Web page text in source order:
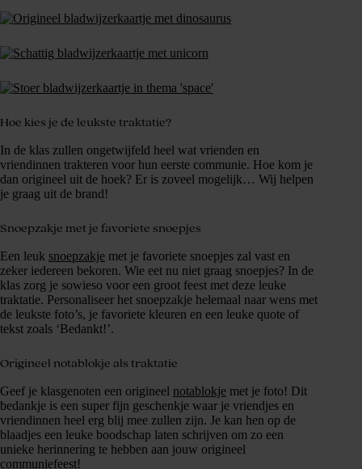
Hoe kies je de leukste traktatie?
In de klas zullen ongetwijfeld heel wat vrienden en
vriendinnen trakteren voor hun eerste communie. Hoe kom je
dan origineel uit de hoek? Er is zoveel mogelijk… Wij helpen
je graag uit de brand!
Snoepzakje met je favoriete snoepjes
Een leuk snoepzakje met je favoriete snoepjes zal vast en
zeker iedereen bekoren. Wie eet nu niet graag snoepjes? In de
klas zorg je sowieso voor een groot feest met deze leuke
traktatie. Personaliseer het snoepzakje helemaal naar wens met
de leukste foto’s, je favoriete kleuren en een leuke quote of
tekst zoals ‘Bedankt!’.
Origineel notablokje als traktatie
Geef je klasgenoten een origineel notablokje met je foto! Dit
bedankje is een super fijn geschenkje waar je vriendjes en
vriendinnen heel erg blij mee zullen zijn. Je kan hen op de
blaadjes een leuke boodschap laten schrijven om zo een
unieke herinnering te hebben aan jouw origineel
communiefeest!